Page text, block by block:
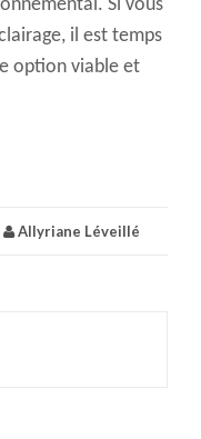
Si vous
il est temps
option viable et
Allyriane Léveillé